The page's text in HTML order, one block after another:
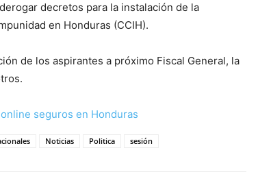
decretos para la instalación de la
en Honduras (CCIH).
de los aspirantes a próximo Fiscal General, la
seguros en Honduras
Noticias Politica sesión